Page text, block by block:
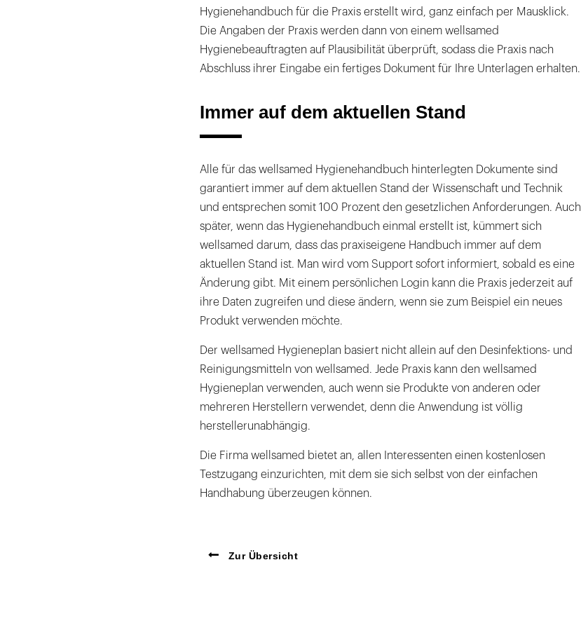
Hygienehandbuch für die Praxis erstellt wird, ganz einfach per Mausklick.
Die Angaben der Praxis werden dann von einem wellsamed
Hygienebeauftragten auf Plausibilität überprüft, sodass die Praxis nach
Abschluss ihrer Eingabe ein fertiges Dokument für Ihre Unterlagen erhalten.
Immer auf dem aktuellen Stand
Alle für das wellsamed Hygienehandbuch hinterlegten Dokumente sind
garantiert immer auf dem aktuellen Stand der Wissenschaft und Technik
und entsprechen somit 100 Prozent den gesetzlichen Anforderungen. Auch
später, wenn das Hygienehandbuch einmal erstellt ist, kümmert sich
wellsamed darum, dass das praxiseigene Handbuch immer auf dem
aktuellen Stand ist. Man wird vom Support sofort informiert, sobald es eine
Änderung gibt. Mit einem persönlichen Login kann die Praxis jederzeit auf
ihre Daten zugreifen und diese ändern, wenn sie zum Beispiel ein neues
Produkt verwenden möchte.
Der wellsamed Hygieneplan basiert nicht allein auf den Desinfektions- und
Reinigungsmitteln von wellsamed. Jede Praxis kann den wellsamed
Hygieneplan verwenden, auch wenn sie Produkte von anderen oder
mehreren Herstellern verwendet, denn die Anwendung ist völlig
herstellerunabhängig.
Die Firma wellsamed bietet an, allen Interessenten einen kostenlosen
Testzugang einzurichten, mit dem sie sich selbst von der einfachen
Handhabung überzeugen können.
Zur Übersicht